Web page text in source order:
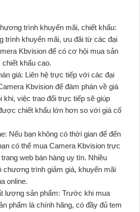
trình khuyến mãi, chiết khấu:
trình khuyến mãi, ưu đãi từ các đại
Kbvision để có cơ hội mua sản
khấu cao.
giá: Liên hệ trực tiếp với các đại
Kbvision để đàm phán về giá
khi, việc trao đổi trực tiếp sẽ giúp
chiết khấu lớn hơn so với giá cố
Nếu bạn không có thời gian để đến
có thể mua Camera Kbvision trực
web bán hàng uy tín. Nhiều
chương trình giảm giá, khuyến mãi
online.
lượng sản phẩm: Trước khi mua
phẩm là chính hãng, có đầy đủ tem